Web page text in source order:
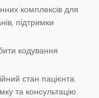
комплексів для
підтримки
кодування
стан пацієнта.
та консультацію.